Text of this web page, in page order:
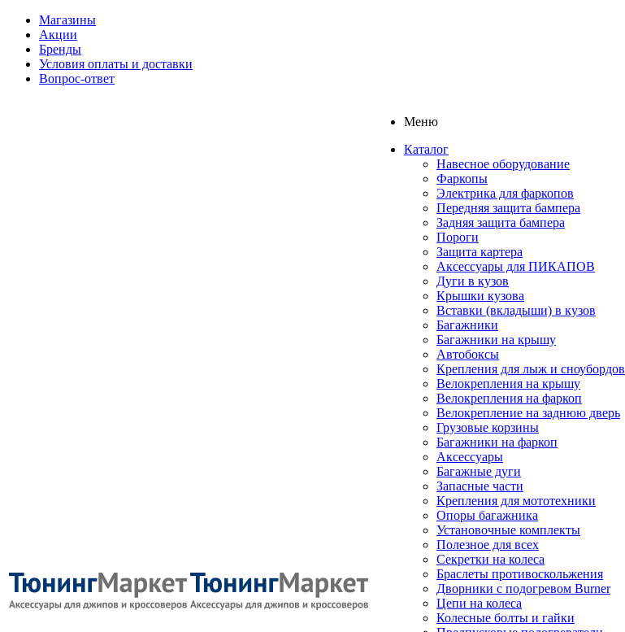
Магазины
Акции
Бренды
Условия оплаты и доставки
Вопрос-ответ
Меню
Каталог
Навесное оборудование
Фаркопы
Электрика для фаркопов
Передняя защита бампера
Задняя защита бампера
Пороги
Защита картера
Аксессуары для ПИКАПОВ
Дуги в кузов
Крышки кузова
Вставки (вкладыши) в кузов
Багажники
Багажники на крышу
Автобоксы
Крепления для лыж и сноубордов
Велокрепления на крышу
Велокрепления на фаркоп
Велокрепление на заднюю дверь
Грузовые корзины
Багажники на фаркоп
Аксессуары
Багажные дуги
Запасные части
Крепления для мототехники
Опоры багажника
Установочные комплекты
Полезное для всех
Секретки на колеса
Браслеты противоскольжения
Дворники с подогревом Burner
Цепи на колеса
Колесные болты и гайки